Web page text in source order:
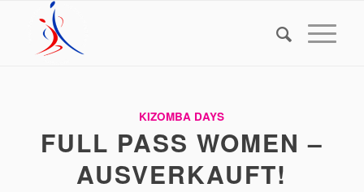
KIZOMBA DAYS
FULL PASS WOMEN –
AUSVERKAUFT!